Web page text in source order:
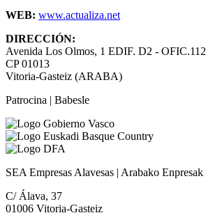
WEB: www.actualiza.net
DIRECCIÓN:
Avenida Los Olmos, 1 EDIF. D2 - OFIC.112
CP 01013
Vitoria-Gasteiz (ARABA)
Patrocina | Babesle
SEA Empresas Alavesas | Arabako Enpresak
C/ Álava, 37
01006 Vitoria-Gasteiz